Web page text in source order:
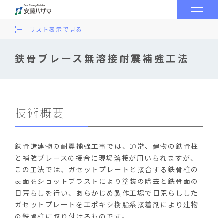
鉄骨ブレース無溶接耐震補強工法
リスト表示で見る
技術概要
鉄骨造建物の耐震補強工事では、通常、建物の鉄骨柱
と補強ブレースの接合に現場溶接が用いられますが、
この工法では、ガセットプレートと接合する鉄骨柱の
表面をショットブラストにより塗装の除去と鉄骨面の
目荒らしを行い、あらかじめ製作工場で目荒らしした
ガセットプレートをエポキシ樹脂系接着剤により建物
の鉄骨柱に取り付けるものです。